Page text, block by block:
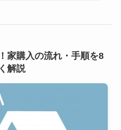
家購入の流れ・手順を8
解説